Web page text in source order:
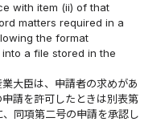
with item (ii) of that
matters required in a
the format
a file stored in the
大臣は、申請者の求めがあ
請を許可したときは別表第
同項第二号の申請を承認し